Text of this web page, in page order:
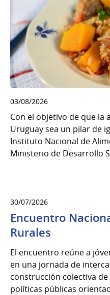
03/08/2026
Con el objetivo de que la
Uruguay sea un pilar de
Instituto Nacional de
Ministerio de Desarrollo
30/07/2026
Encuentro
Rurales
El encuentro reúne a
en una jornada de
construcción colectiva
políticas públicas